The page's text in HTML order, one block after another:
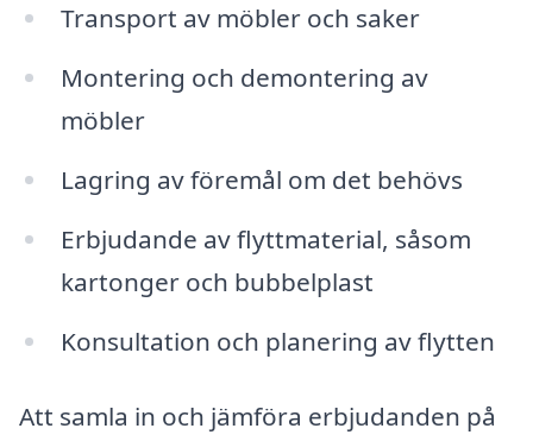
Transport av möbler och saker
Montering och demontering av
möbler
Lagring av föremål om det behövs
Erbjudande av flyttmaterial, såsom
kartonger och bubbelplast
Konsultation och planering av flytten
Att samla in och jämföra erbjudanden på